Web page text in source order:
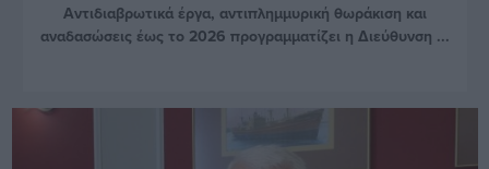
Αντιδιαβρωτικά έργα, αντιπλημμυρική θωράκιση και
αναδασώσεις έως το 2026 προγραμματίζει η Διεύθυνση ...